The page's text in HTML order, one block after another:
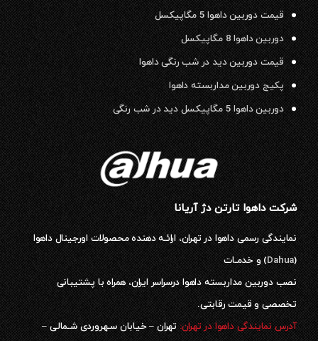
قیمت دوربین داهوا 5 مگاپیکسل
دوربین داهوا 8 مگاپیکسل
قیمت دوربین دید در شب رنگی داهوا
پکیج دوربین مداربسته داهوا
دوربین داهوا 5 مگاپیکسل دید در شب رنگی
شرکت داهوا تارتن دژ آریانا
نمایندگی رسمی داهوا در تهران، ارائـه دهنده محصولات اورجینال داهوا
(
Dahua) و خدمـات
نصب دوربین مداربسته داهوا درسراسر ایران، همراه با پشتیبانی
تخصصی و قیمت رقابتی.
آدرس نمایندگی داهوا در تهران:تهران – خیابان سـهروردی شـمالی –